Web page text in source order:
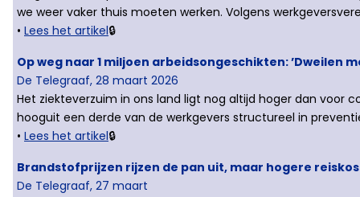
we weer vaker thuis moeten werken. Volgens
• Lees het artikel🔒
Op weg naar 1 miljoen arbeidsongeschikten: ’Dweilen
De Telegraaf, 28 maart 2026
Het ziekteverzuim in ons land ligt nog altijd hoger dan voor
hooguit een derde van de werkgevers structureel in
• Lees het artikel🔒
Brandstofprijzen rijzen de pan uit, maar hogere
De Telegraaf, 27 maart